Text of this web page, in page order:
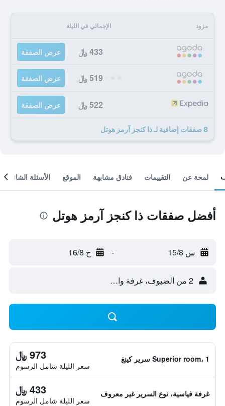
مزود الإجمالي في الليلة
433 ﷼ عرض الصفقة
519 ﷼ عرض الصفقة
522 ﷼ عرض الصفقة
8 صفقات إضافية لـ ذا كنجز آرمز هوتل
لمحة عن التقييمات فنادق مشابهة الموقع الأسئلة الشائعة
أفضل صفقات ذا كنجز آرمز هوتل
س 15/8 - ح 16/8
2 من الضيوف، غرفة واحدة
Superior room، 1 سرير كينغ 973 ﷼
سعر الليلة شامل الرسوم
غرفة قياسية، نوع السرير غير معروف 433 ﷼
سعر الليلة شامل الرسوم